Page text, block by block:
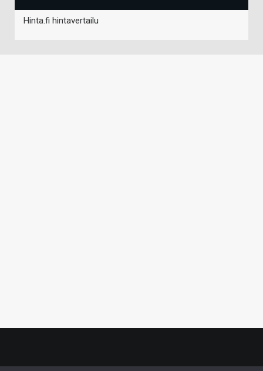
Hinta.fi hintavertailu